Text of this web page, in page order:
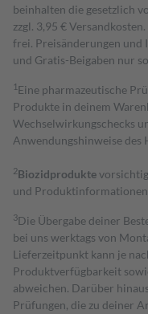
beinhalten die gesetzlich
zzgl. 3,95 €
frei. Preisänderungen
und Gratis-Beigaben nur
1 Eine pharmazeutische
Produkte in deinem
Wechselwirkungschecks
Anwendungshinweise des
2Biozidprodukte
und Produktinformationen
3Die Übergabe deiner
bei uns werktags von
Lieferzeitpunkt kann je
Produktverfügbarkeit
abweichen. Darüber
Prüfungen, die zu deiner